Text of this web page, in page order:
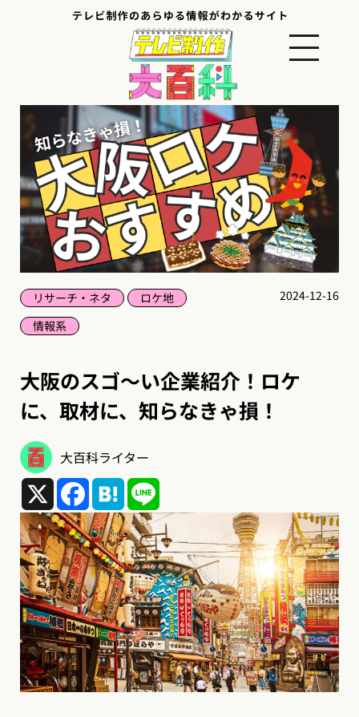
リサーチ・ネタ
ロケ地
情報系
2024-12-16
大阪のスゴ〜い企業紹介！ロケ
に、取材に、知らなきゃ損！
大百科ライター
X
Facebook
Hatena